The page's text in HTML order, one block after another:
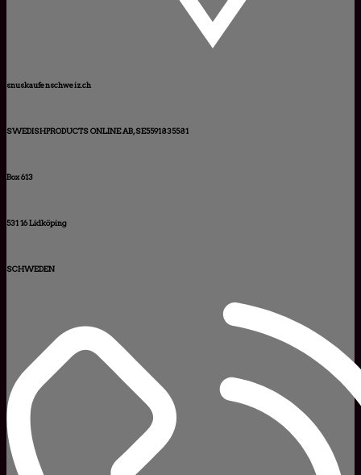
snuskaufenschweiz.ch
SWEDISHPRODUCTS ONLINE AB, SE5591835581
Box 613
531 16 Lidköping
SCHWEDEN